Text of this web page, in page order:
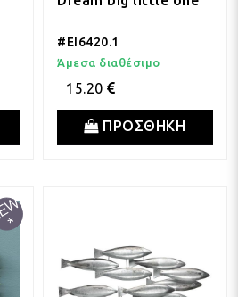
#EI6420.1
Άμεσα διαθέσιμο
15.20
ΠΡΟΣΘΗΚΗ